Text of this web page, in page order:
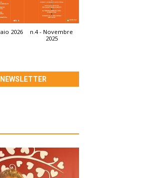
2026
n.4 - Novembre
2025